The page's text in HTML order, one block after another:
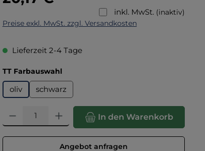
inkl. MwSt. (inaktiv)
Preise exkl. MwSt. zzgl. Versandkosten
Lieferzeit 2-4 Tage
TT Farbauswahlauswählen
oliv schwarz
Produkt Anzahl: Gib den gewünschten Wert ein oder
In den Warenkorb
Angebot anfragen